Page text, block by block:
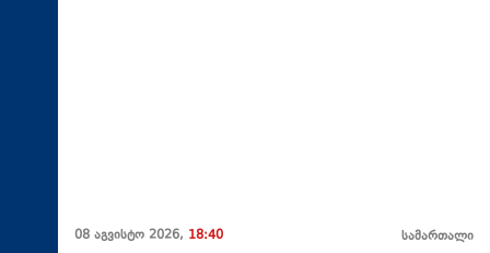
08 აგვისტო 2026, 18:40 სამართალი